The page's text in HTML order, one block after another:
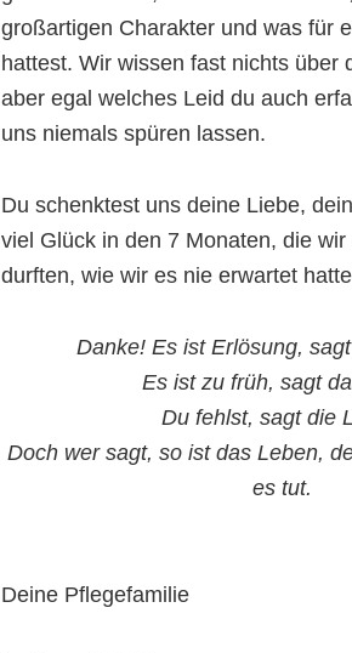
großartigen Charakter und was für
hattest. Wir wissen fast nichts über
aber egal welches Leid du auch
uns niemals spüren lassen.
Du schenktest uns deine Liebe,
viel Glück in den 7 Monaten, die
durften, wie wir es nie erwartet
Danke! Es ist Erlösung,
Es ist zu früh, sagt
Du fehlst, sagt die
Doch wer sagt, so ist das Leben,
es tut.
Deine Pflegefamilie